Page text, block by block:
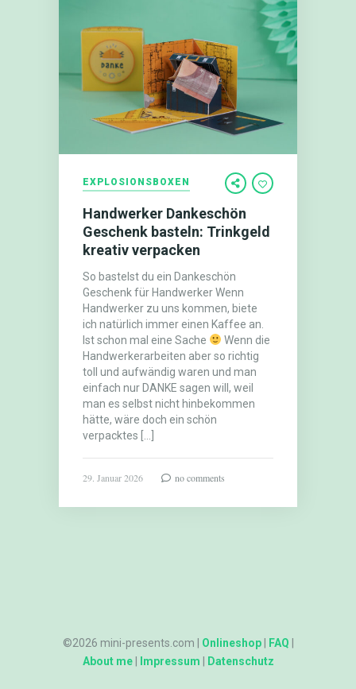
EXPLOSIONSBOXEN
Handwerker Dankeschön
Geschenk basteln: Trinkgeld
kreativ verpacken
So bastelst du ein Dankeschön
Geschenk für Handwerker Wenn
Handwerker zu uns kommen, biete
ich natürlich immer einen Kaffee an.
Ist schon mal eine Sache
Wenn die
Handwerkerarbeiten aber so richtig
toll und aufwändig waren und man
einfach nur DANKE sagen will, weil
man es selbst nicht hinbekommen
hätte, wäre doch ein schön
verpacktes […]
29. Januar 2026 no comments
©2026 mini-presents.com | Onlineshop| FAQ
About me| Impressum Datenschutz